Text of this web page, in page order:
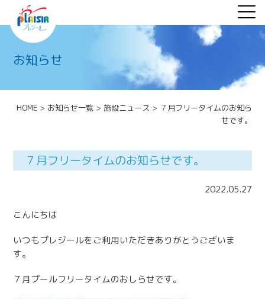
お知らせ
HOME> お知らせ一覧> 施設ニュース > ７月フリータイムのお知ら
せです。
７月フリータイムのお知らせです。
2022.05.27
こんにちは
いつもプレジールをご利用いただきありがとうございま
す。
７月プールフリータイムのおしらせです。